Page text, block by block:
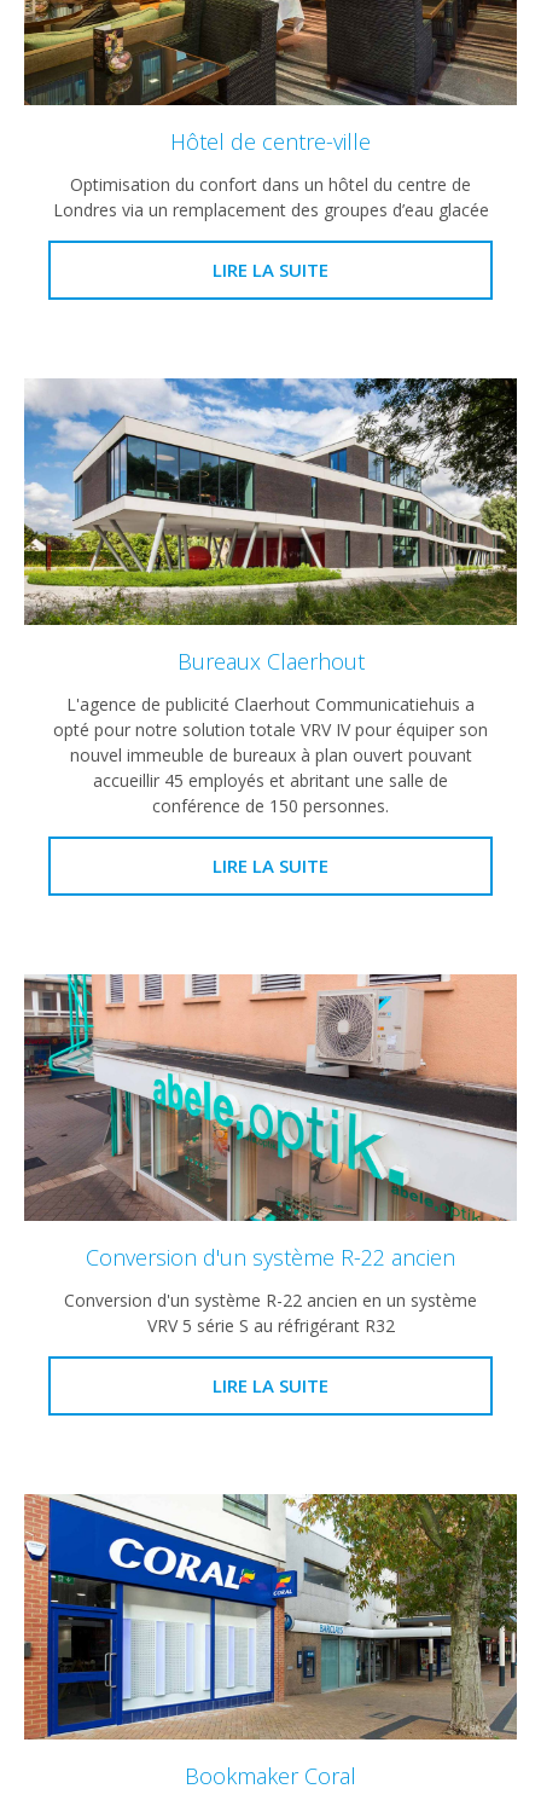
Hôtel de centre-ville
Optimisation du confort dans un hôtel du centre de
Londres via un remplacement des groupes d’eau glacée
LIRE LA SUITE
Bureaux Claerhout
L'agence de publicité Claerhout Communicatiehuis a
opté pour notre solution totale VRV IV pour équiper son
nouvel immeuble de bureaux à plan ouvert pouvant
accueillir 45 employés et abritant une salle de
conférence de 150 personnes.
LIRE LA SUITE
Conversion d'un système R-22 ancien
Conversion d'un système R-22 ancien en un système
VRV 5 série S au réfrigérant R32
LIRE LA SUITE
Bookmaker Coral